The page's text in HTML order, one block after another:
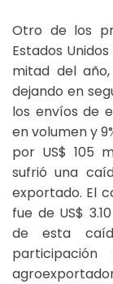
Otro de los
Estados
mitad del
dejando en
los envíos de
en volumen y
por US$ 105
sufrió una
exportado. El
fue de US$
de esta